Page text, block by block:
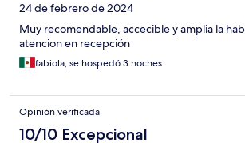
24 de febrero de 2024
Muy recomendable, accecible y amplia la
atencion en recepción
fabiola, se hospedó 3 noches
Opinión verificada
10/10 Excepcional